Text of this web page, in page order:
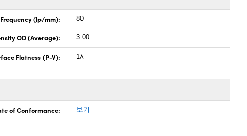
Frequency (lp/mm): 80
OD (Average): 3.00
Flatness (P-V): 1λ
of Conformance: 보기